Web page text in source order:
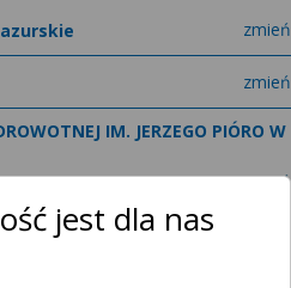
zmień
zmień
IM. JERZEGO PIÓRO W
zmień
Zol-Went
jest dla nas